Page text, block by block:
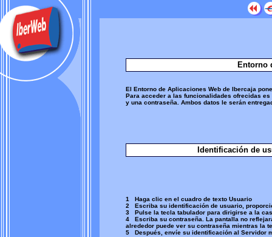
Entorno
El Entorno de Aplicaciones Web de Ibercaja
Para acceder a las funcionalidades ofrecidas
y una contraseña. Ambos datos le serán
Identificación de
1 Haga clic en el cuadro de texto Usuario
2 Escriba su identificación de usuario,
3 Pulse la tecla tabulador para dirigirse a la
4 Escriba su contraseña. La pantalla no
alrededor puede ver su contraseña mientras la
5 Después, envíe su identificación al Servidor